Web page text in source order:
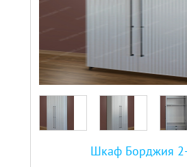
Шкаф Борджия 2-